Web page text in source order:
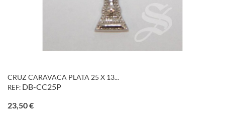
CRUZ CARAVACA PLATA 25 X 13...
REF: DB-CC25P
23,50 €Precio